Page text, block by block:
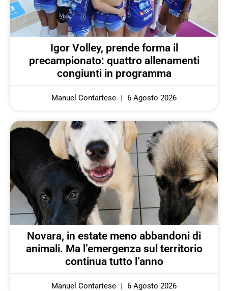
Igor Volley, prende forma il
precampionato: quattro allenamenti
congiunti in programma
Manuel Contartese 6 Agosto 2026
Novara, in estate meno abbandoni di
animali. Ma l’emergenza sul territorio
continua tutto l’anno
Manuel Contartese 6 Agosto 2026